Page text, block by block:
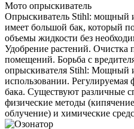
Мото опрыскиватель
Опрыскиватель Stihl: мощный
имеет большой бак, который
объемы жидкости без
Удобрение растений. Очистка
помещений. Борьба с
опрыскивателя Stihl: Мощный
использовании. Регулируемая
бака. Существуют различные
физические методы
облучение) и химические